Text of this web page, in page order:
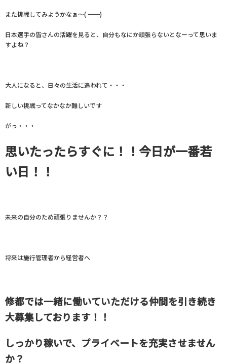
また挑戦してみようかなぁ～( 一一)
日本選手の皆さんの活躍を見ると、自分もなにか頑張らないとなーって思いま
すよね？
大人になると、日々の生活に追われて・・・
新しい挑戦ってなかなか難しいです
がっ・・・
思いたったらすぐに！！今日が一番若
い日！！
未来の自分のため頑張りませんか？？
将来は施行管理者から経営者へ
修都では一緒に働いていただける仲間を引き続き
大募集しております！！
しっかり稼いで、プライベートを充実させません
か？